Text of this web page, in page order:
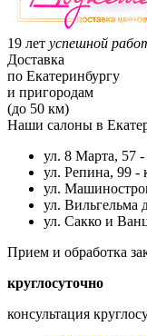
19 лет успешной
Доставка
по Екатеринбургу
и пригородам
(до 50 км)
Наши салоны в
ул. 8 Марта, 57 -
ул. Репина, 99 -
ул.
ул. Вильгельма
ул. Сакко и
Прием и обработка
круглосуточно
консультация